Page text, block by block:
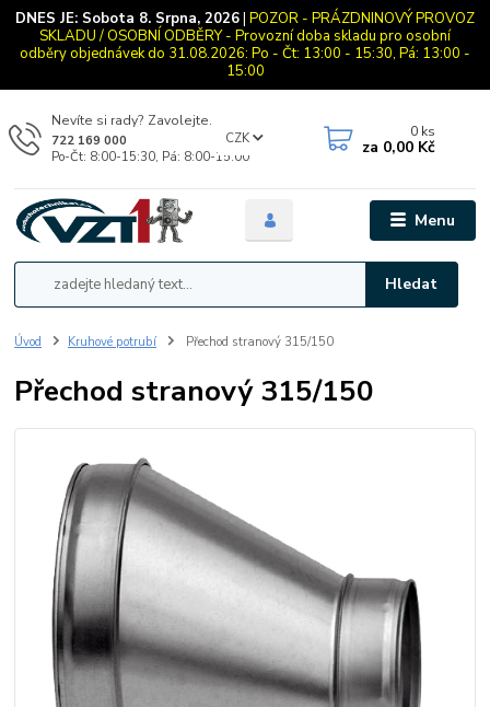
DNES JE: Sobota 8. Srpna, 2026| POZOR - PRÁZDNINOVÝ PROVOZ
SKLADU / OSOBNÍ ODBĚRY - Provozní doba skladu pro osobní
odběry objednávek do 31.08.2026: Po - Čt: 13:00 - 15:30, Pá: 13:00 -
15:00
Menu
CZK
Hledat
Nevíte si rady? Zavolejte.
722 169 000
Po-Čt: 8:00-15:30, Pá: 8:00-15:00
0 ks
za 0,00 Kč
Úvod Kruhové potrubí Přechod stranový 315/150
Přechod stranový 315/150